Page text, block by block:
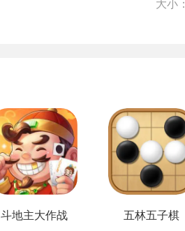
大小：
斗地主大作战 五林五子棋